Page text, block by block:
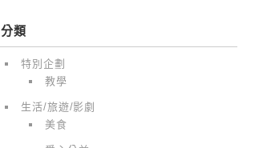
分類
特別企劃
教學
生活/旅遊/影劇
美食